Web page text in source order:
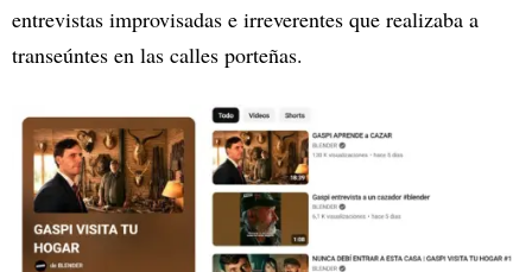
entrevistas improvisadas e irreverentes que realizaba a
transeúntes en las calles porteñas.